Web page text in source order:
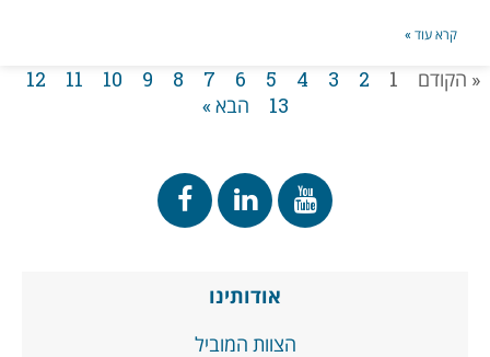
קרא עוד »
« הקודם 1
2
3
4
5
6
7
8
9
10
11
12
13
הבא »
אודותינו
הצוות המוביל